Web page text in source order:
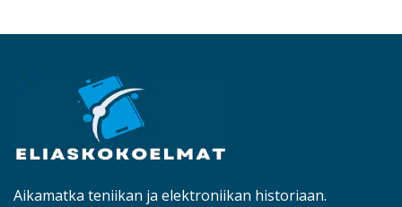
Aikamatka teniikan ja elektroniikan historiaan.